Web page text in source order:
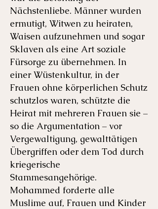
Nächstenliebe. Männer wurden
ermutigt, Witwen zu heiraten,
Waisen aufzunehmen und sogar
Sklaven als eine Art soziale
Fürsorge zu übernehmen. In
einer Wüstenkultur, in der
Frauen ohne körperlichen Schutz
schutzlos waren, schützte die
Heirat mit mehreren Frauen sie –
so die Argumentation – vor
Vergewaltigung, gewalttätigen
Übergriffen oder dem Tod durch
kriegerische
Stammesangehörige.
Mohammed forderte alle
Muslime auf, Frauen und Kinder